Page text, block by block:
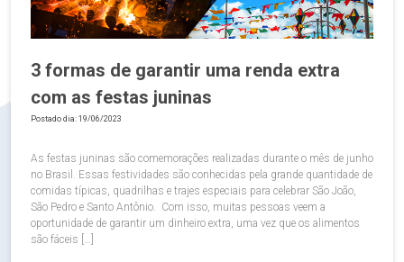
3 formas de garantir uma renda extra
com as festas juninas
Postado dia: 19/06/2023
As festas juninas são comemorações realizadas durante o mês de junho
no Brasil. Essas festividades são conhecidas pela grande quantidade de
comidas típicas, quadrilhas e trajes especiais para celebrar São João,
São Pedro e Santo Antônio. Com isso, muitas pessoas veem a
oportunidade de garantir um dinheiro extra, uma vez que os alimentos
são fáceis […]